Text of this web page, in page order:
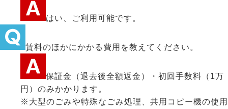
はい、ご利用可能です。
賃料のほかにかかる費用を教えてください。
保証金（退去後全額返金）・初回手数料（1万
円）のみかかります。
※大型のごみや特殊なごみ処理、共用コピー機の使用